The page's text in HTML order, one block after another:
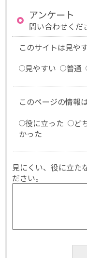
アンケート
問い合わせくだ
このサイトは見や
見やすい
普通
このページの情報
役に立った
ど
かった
見にくい、役に立た
ださい。